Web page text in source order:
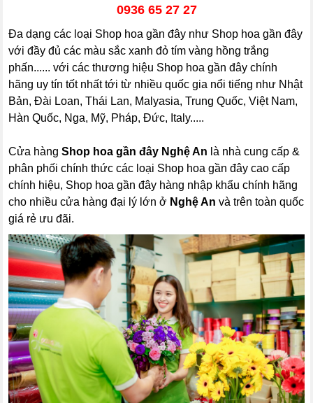
0936 65 27 27
Đa dạng các loại Shop hoa gần đây như Shop hoa gần đây
với đầy đủ các màu sắc xanh đỏ tím vàng hồng trắng
phấn...... với các thương hiệu Shop hoa gần đây chính
hãng uy tín tốt nhất tới từ nhiều quốc gia nổi tiếng như Nhật
Bản, Đài Loan, Thái Lan, Malyasia, Trung Quốc, Việt Nam,
Hàn Quốc, Nga, Mỹ, Pháp, Đức, Italy.....
Cửa hàngShop hoa gần đây Nghệ An là nhà cung cấp &
phân phối chính thức các loại Shop hoa gần đây cao cấp
chính hiệu, Shop hoa gần đây hàng nhập khẩu chính hãng
cho nhiều cửa hàng đại lý lớn ở Nghệ An và trên toàn quốc
giá rẻ ưu đãi.